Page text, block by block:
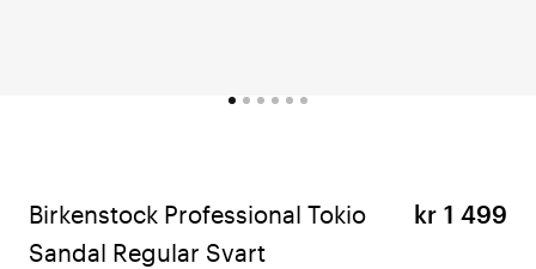
Birkenstock Professional Tokio
Sandal Regular Svart
kr 1 499